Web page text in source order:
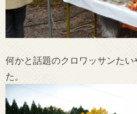
何かと話題のクロワッサンた
た。